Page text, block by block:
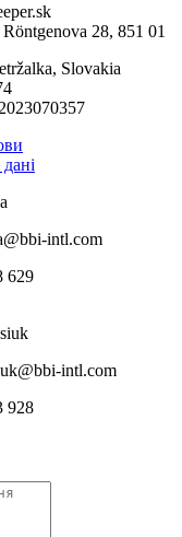
28, 851 01
Slovakia
данi
intl.com
629
intl.com
928